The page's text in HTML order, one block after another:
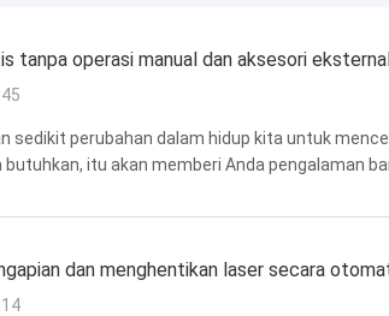
tanpa operasi manual dan aksesori
sedikit perubahan dalam hidup kita untuk
itu akan memberi Anda pengalaman
dan menghentikan laser secara